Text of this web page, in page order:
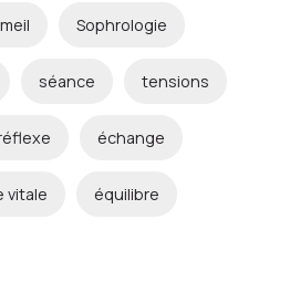
Sophrologie
séance tensions
échange
vitale équilibre